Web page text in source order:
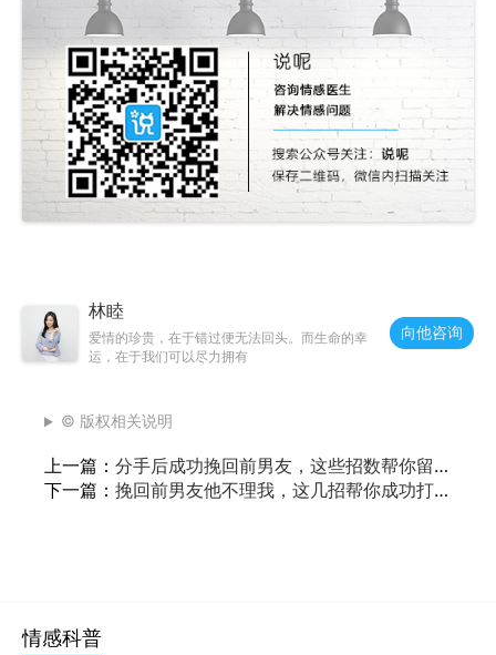
林睦
爱情的珍贵，在于错过便无法回头。而生命的幸
运，在于我们可以尽力拥有
向他咨询
© 版权相关说明
上一篇： 分手后成功挽回前男友，这些招数帮你留
下恋人
下一篇： 挽回前男友他不理我，这几招帮你成功打
情感科普